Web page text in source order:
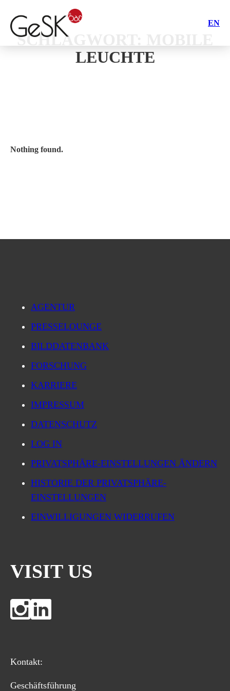
EN
SCHLAGWORT:
LEUCHTE
Nothing found.
AGENTUR
PRESSELOUNGE
BILDDATENBANK
FORSCHUNG
KARRIERE
IMPRESSUM
DATENSCHUTZ
LOG IN
PRIVATSPHÄRE-EINSTELLUNGEN ÄNDERN
HISTORIE DER PRIVATSPHÄRE-
EINSTELLUNGEN
EINWILLIGUNGEN WIDERRUFEN
VISIT US
Kontakt:
Geschäftsführung